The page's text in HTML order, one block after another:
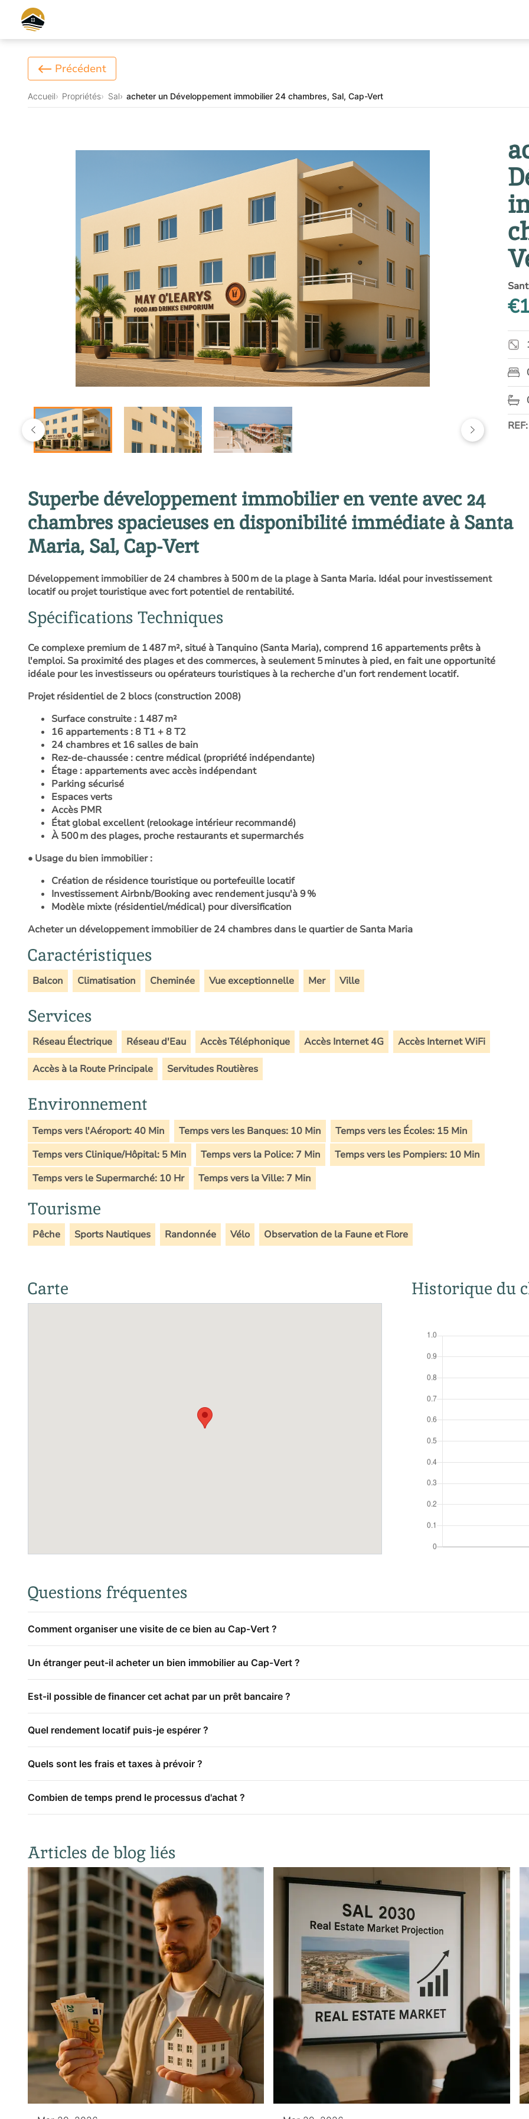
Précédent
Accueil Propriétés Sal acheter un Développement immobilier 24 chambres, Sal, Cap-Vert
Superbe développement immobilier en vente avec 24
chambres spacieuses en disponibilité immédiate à Santa
Maria, Sal, Cap-Vert
Développement immobilier de 24 chambres à 500 m de la plage à Santa Maria. Idéal pour investissement
locatif ou projet touristique avec fort potentiel de rentabilité.
Spécifications Techniques
Ce complexe premium de 1 487 m², situé à Tanquino (Santa Maria), comprend 16 appartements prêts à
l'emploi. Sa proximité des plages et des commerces, à seulement 5 minutes à pied, en fait une opportunité
idéale pour les investisseurs ou opérateurs touristiques à la recherche d’un fort rendement locatif.
Projet résidentiel de 2 blocs (construction 2008)
Surface construite : 1 487 m²
16 appartements : 8 T1 + 8 T2
24 chambres et 16 salles de bain
Rez-de-chaussée : centre médical (propriété indépendante)
Étage : appartements avec accès indépendant
Parking sécurisé
Espaces verts
Accès PMR
État global excellent (relookage intérieur recommandé)
À 500 m des plages, proche restaurants et supermarchés
• Usage du bien immobilier :
Création de résidence touristique ou portefeuille locatif
Investissement Airbnb/Booking avec rendement jusqu'à 9 %
Modèle mixte (résidentiel/médical) pour diversification
Acheter un développement immobilier de 24 chambres dans le quartier de Santa Maria
Caractéristiques
Balcon Climatisation Cheminée Vue exceptionnelle Mer Ville
Services
Réseau Électrique Réseau d'Eau Accès Téléphonique Accès Internet 4G Accès Internet WiFi
Accès à la Route Principale Servitudes Routières
Environnement
Temps vers l'Aéroport: 40 Min Temps vers les Banques: 10 Min
Temps vers les Écoles: 15 Min
Temps vers Clinique/Hôpital: 5 Min
Temps vers la Police: 7 Min
Temps vers les Pompiers: 10 Min
Temps vers le Supermarché: 10 Hr
Temps vers la Ville: 7 Min
Tourisme
Pêche Sports Nautiques Randonnée Vélo Observation de la Faune et Flore
Carte Historique du
Questions fréquentes
Comment organiser une visite de ce bien au Cap-Vert ?
Un étranger peut-il acheter un bien immobilier au Cap-Vert ?
Est-il possible de financer cet achat par un prêt bancaire ?
Quel rendement locatif puis-je espérer ?
Quels sont les frais et taxes à prévoir ?
Combien de temps prend le processus d'achat ?
Articles de blog liés